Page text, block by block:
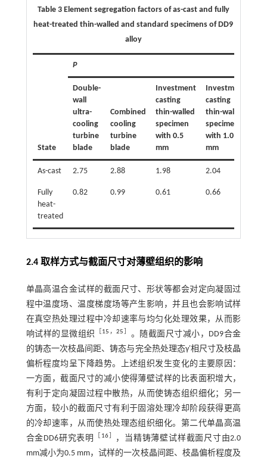
Table 3 Element segregation factors of as-cast and fully
heat-treated thin-walled and standard specimens of DD9
alloy
State
P
Double-
wall
ultra-
cooling
turbine
blade
Combined
cooling
turbine
blade
Investment
casting
thin-walled
specimen
with 0.5
mm
Investment
casting
thin-walled
specimen
with 1.0
mm
As-cast 2.75 2.88 1.98 2.04
Fully
heat-
treated
0.82 0.99 0.61 0.66
2.4 取样方式与截面尺寸对薄壁组织的影响
单晶高温合金试样的截面尺寸、形状等都会对定向凝固过
程中温度场、温度梯度场等产生影响，并且也会影响试样
在真空热处理过程中冷却速率与均匀化处理效果，从而影
响试样的显微组织
15 ，25
。随截面尺寸减小，DD9合金
的铸态一次枝晶间距、铸态与完全热处理态γ′相尺寸及枝晶
偏析程度均呈下降趋势。上述组织发生变化的主要原因：
一方面，截面尺寸的减小使得薄壁试样的比表面积增大，
有利于定向凝固过程中散热，从而使铸态组织细化；另一
方面，较小的截面尺寸有利于固溶处理冷却阶段获得更高
的冷却速率，从而使热处理态组织细化。第二代单晶高温
合金DD6研究表明
16］
，当精铸薄壁试样截面尺寸由2.0
mm减小为0.5 mm，试样的一次枝晶间距、枝晶偏析程度及